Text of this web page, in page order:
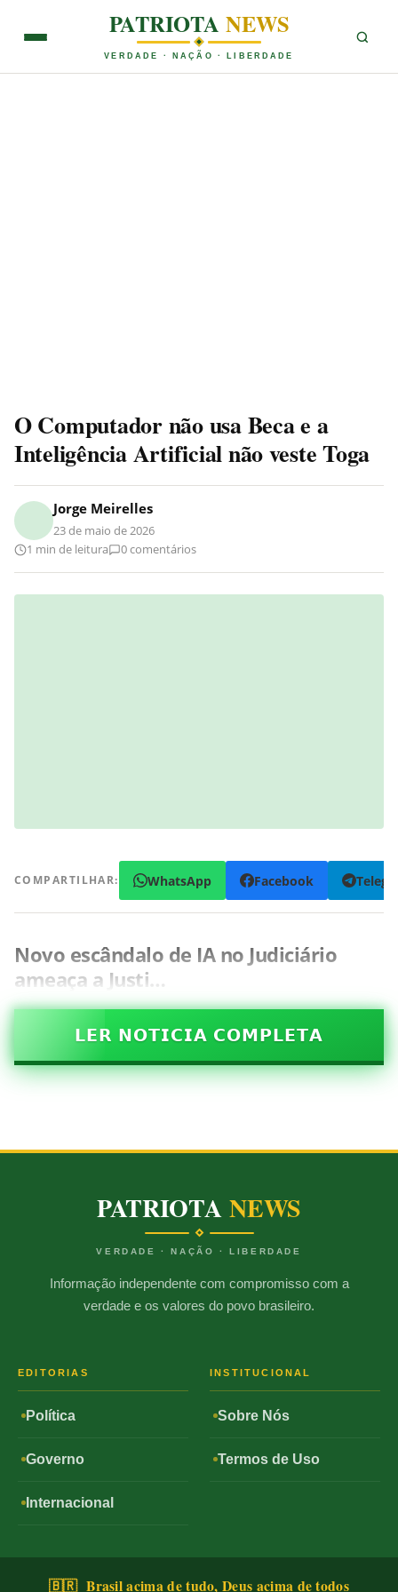
PATRIOTANEWS
VERDADE · NAÇÃO · LIBERDADE
O Computador não usa Beca e a
Inteligência Artificial não veste Toga
Jorge Meirelles
23 de maio de 2026
1 min de leitura
0 comentários
COMPARTILHAR: WhatsApp Facebook
Novo escândalo de IA no Judiciário
ameaça a Justi…
𝗟𝗘𝗥 𝗡𝗢𝗧𝗜𝗖𝗜𝗔 𝗖𝗢𝗠𝗣𝗟𝗘𝗧𝗔
PATRIOTANEWS
VERDADE · NAÇÃO · LIBERDADE
Informação independente com compromisso com a
verdade e os valores do povo brasileiro.
EDITORIAS
Política
Governo
Internacional
INSTITUCIONAL
Sobre Nós
Termos de Uso
🇧🇷 Brasil acima de tudo, Deus acima de todos